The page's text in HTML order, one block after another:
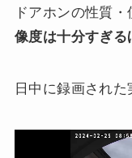
ドアホンの性質
像度は十分すぎ
日中に録画された